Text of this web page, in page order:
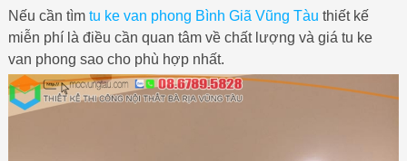
Nếu cần tìm tu ke van phong Bình Giã Vũng Tàu thiết kế
miễn phí là điều cần quan tâm về chất lượng và giá tu ke
van phong sao cho phù hợp nhất.